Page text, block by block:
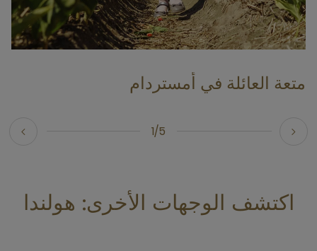
1/5
متعة العائلة في أمستردام
اكتشف الوجهات الأخرى: هولندا